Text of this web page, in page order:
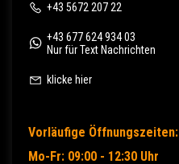
+43 5672 207 22
+43 677 624 934 03
Nur für Text Nachrichten
klicke hier
Vorläufige Öffnungszeiten:
Mo-Fr: 09:00 - 12:30 Uhr